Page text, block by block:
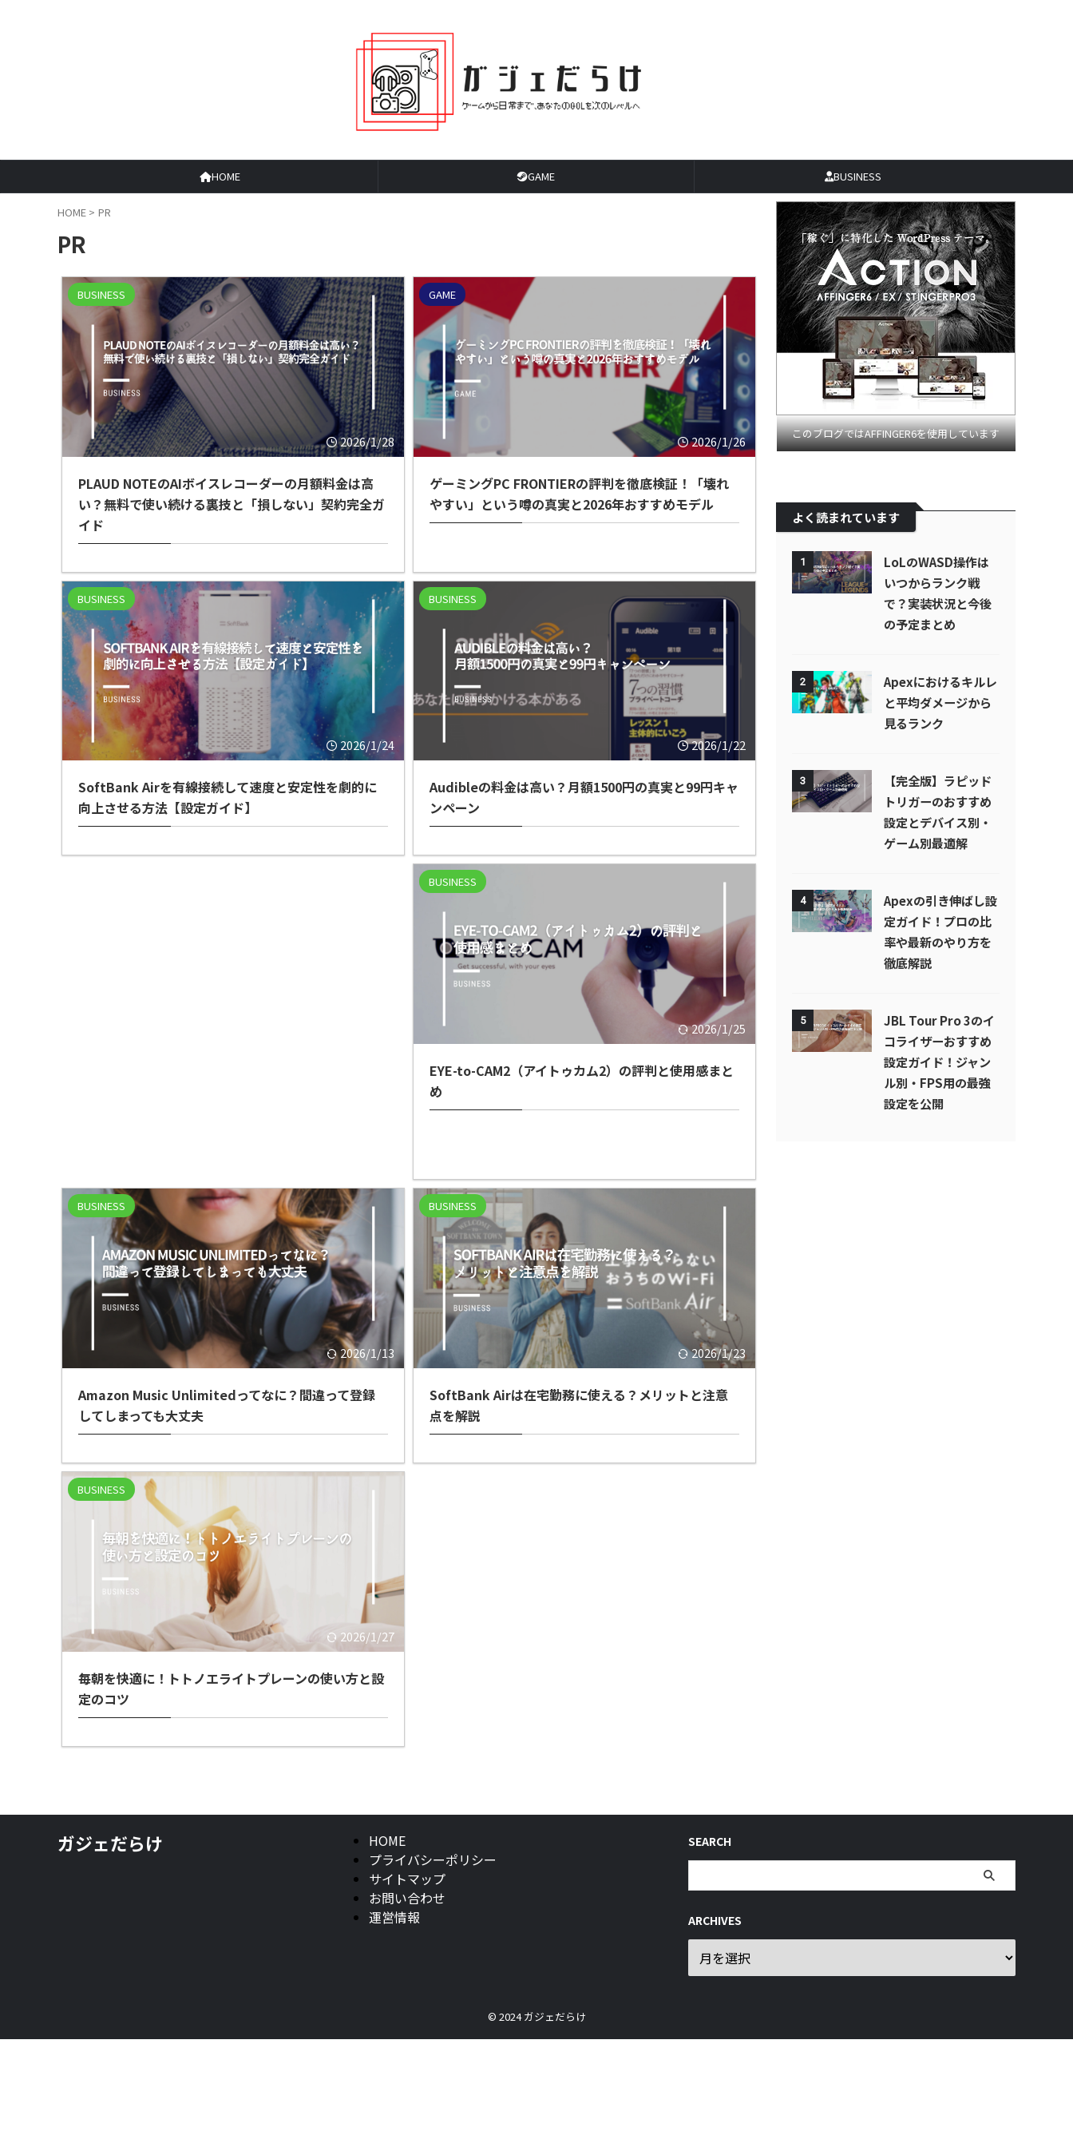
HOME GAME BUSINESS
HOME > PR
PR
2026/1/28
BUSINESS
PLAUD NOTEのAIボイスレコーダーの月額料金は高
い？無料で使い続ける裏技と「損しない」契約完全ガ
イド
2026/1/26
GAME
ゲーミングPC FRONTIERの評判を徹底検証！「壊れ
やすい」という噂の真実と2026年おすすめモデル
2026/1/24
BUSINESS
SoftBank Airを有線接続して速度と安定性を劇的に
向上させる方法【設定ガイド】
2026/1/22
BUSINESS
Audibleの料金は高い？月額1500円の真実と99円キャ
ンペーン
2026/1/25
BUSINESS
EYE-to-CAM2（アイトゥカム2）の評判と使用感まと
め
2026/1/13
BUSINESS
Amazon Music Unlimitedってなに？間違って登録
してしまっても大丈夫
2026/1/23
BUSINESS
SoftBank Airは在宅勤務に使える？メリットと注意
点を解説
2026/1/27
BUSINESS
毎朝を快適に！トトノエライトプレーンの使い方と設
定のコツ
このブログではAFFINGER6を使用しています
よく読まれています
1
LoLのWASD操作は
いつからランク戦
で？実装状況と今後
の予定まとめ
2
Apexにおけるキルレ
と平均ダメージから
見るランク
3
【完全版】ラピッド
トリガーのおすすめ
設定とデバイス別・
ゲーム別最適解
4
Apexの引き伸ばし設
定ガイド！プロの比
率や最新のやり方を
徹底解説
5
JBL Tour Pro 3のイ
コライザーおすすめ
設定ガイド！ジャン
ル別・FPS用の最強
設定を公開
HOME
プライバシーポリシー
サイトマップ
お問い合わせ
運営情報
SEARCH
ARCHIVES
ガジェだらけ
© 2024 ガジェだらけ